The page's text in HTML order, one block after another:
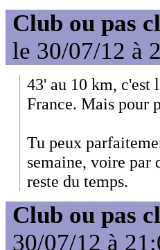
Club ou pas
le 30/07/12 à
43' au 10 km,
France. Mais pour
Tu peux
semaine, voire par
reste du temps.
Club ou pas
30/07/12 à